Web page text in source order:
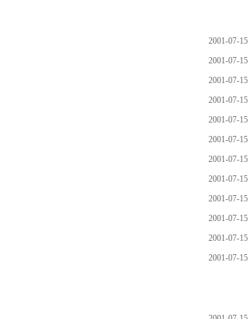
2001-07-15
2001-07-15
2001-07-15
2001-07-15
2001-07-15
2001-07-15
2001-07-15
2001-07-15
2001-07-15
2001-07-15
2001-07-15
2001-07-15